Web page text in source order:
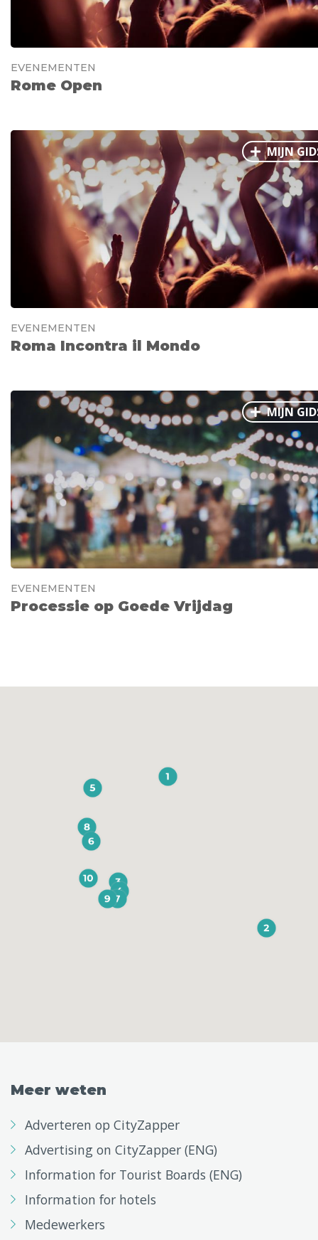
EVENEMENTEN
Rome Open
MIJN
EVENEMENTEN
Roma Incontra il Mondo
MIJN
EVENEMENTEN
Processie op Goede Vrijdag
Meer weten
Adverteren op CityZapper
Advertising on CityZapper (ENG)
Information for Tourist Boards (ENG)
Information for hotels
Medewerkers